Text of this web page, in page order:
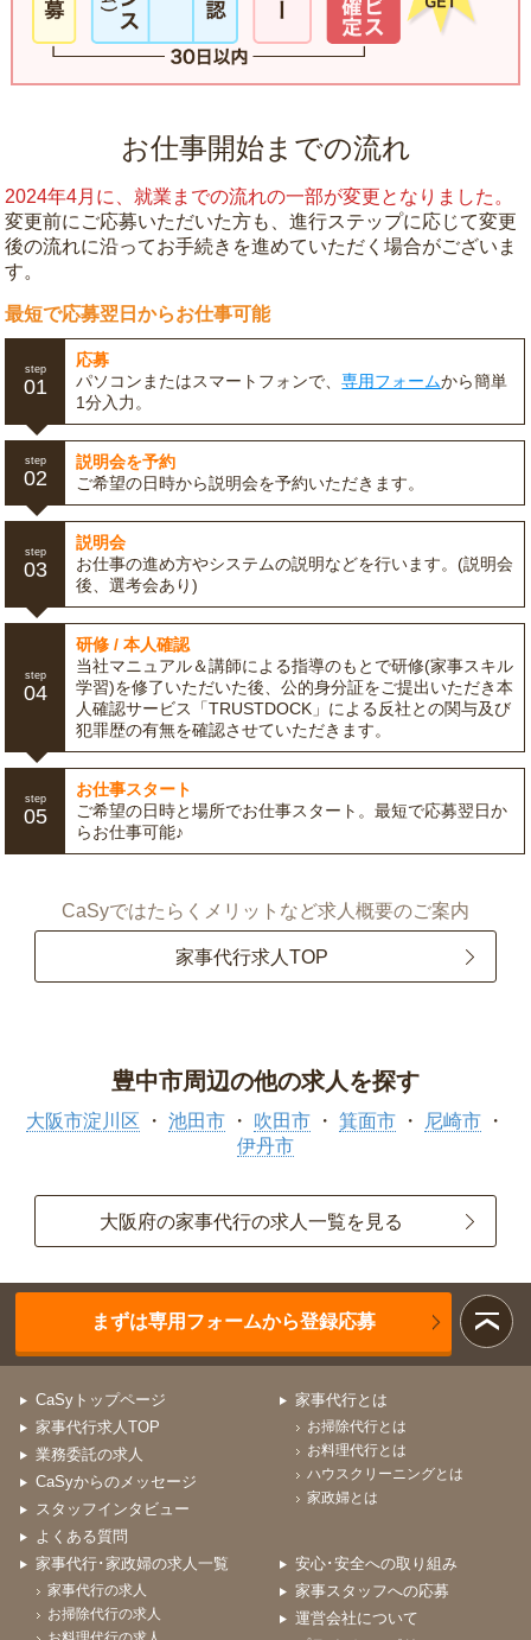
お仕事開始までの流れ
2024年4月に、就業までの流れの一部が変更となりました。
変更前にご応募いただいた方も、進行ステップに応じて変更
後の流れに沿ってお手続きを進めていただく場合がございま
す。
最短で応募翌日からお仕事可能
step
01
応募
パソコンまたはスマートフォンで、専用フォームから簡単
1分入力。
step
02
説明会を予約
ご希望の日時から説明会を予約いただきます。
step
03
説明会
お仕事の進め方やシステムの説明などを行います。(説明会
後、選考会あり)
step
04
研修 / 本人確認
当社マニュアル＆講師による指導のもとで研修(家事スキル
学習)を修了いただいた後、公的身分証をご提出いただき本
人確認サービス「TRUSTDOCK」による反社との関与及び
犯罪歴の有無を確認させていただきます。
step
05
お仕事スタート
ご希望の日時と場所でお仕事スタート。最短で応募翌日か
らお仕事可能♪
CaSyではたらくメリットなど求人概要のご案内
家事代行求人TOP
豊中市周辺の他の求人を探す
大阪市淀川区 池田市 吹田市 箕面市
尼崎市
伊丹市
大阪府の家事代行の求人一覧を見る
まずは専用フォームから登録応募
CaSyトップページ
家事代行求人TOP
業務委託の求人
CaSyからのメッセージ
スタッフインタビュー
よくある質問
家事代行とは
お掃除代行とは
お料理代行とは
ハウスクリーニングとは
家政婦とは
家事代行･家政婦の求人一覧
家事代行の求人
お掃除代行の求人
安心･安全への取り組み
家事スタッフへの応募
運営会社について